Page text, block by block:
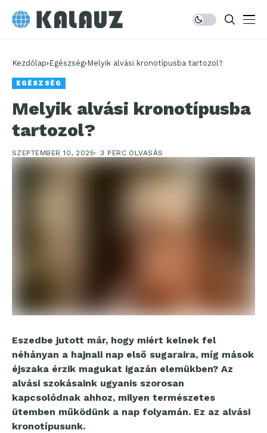
Kezdőlap Egészség Melyik alvási kronotípusba tartozol?
EGÉSZSÉG
Melyik alvási kronotípusba
tartozol?
SZEPTEMBER 10, 2025 3 PERC OLVASÁS
Eszedbe jutott már, hogy miért kelnek fel
néhányan a hajnali nap első sugaraira, míg mások
éjszaka érzik magukat igazán elemükben? Az
alvási szokásaink ugyanis szorosan
kapcsolódnak ahhoz, milyen természetes
ütemben működünk a nap folyamán. Ez az alvási
kronotípusunk.